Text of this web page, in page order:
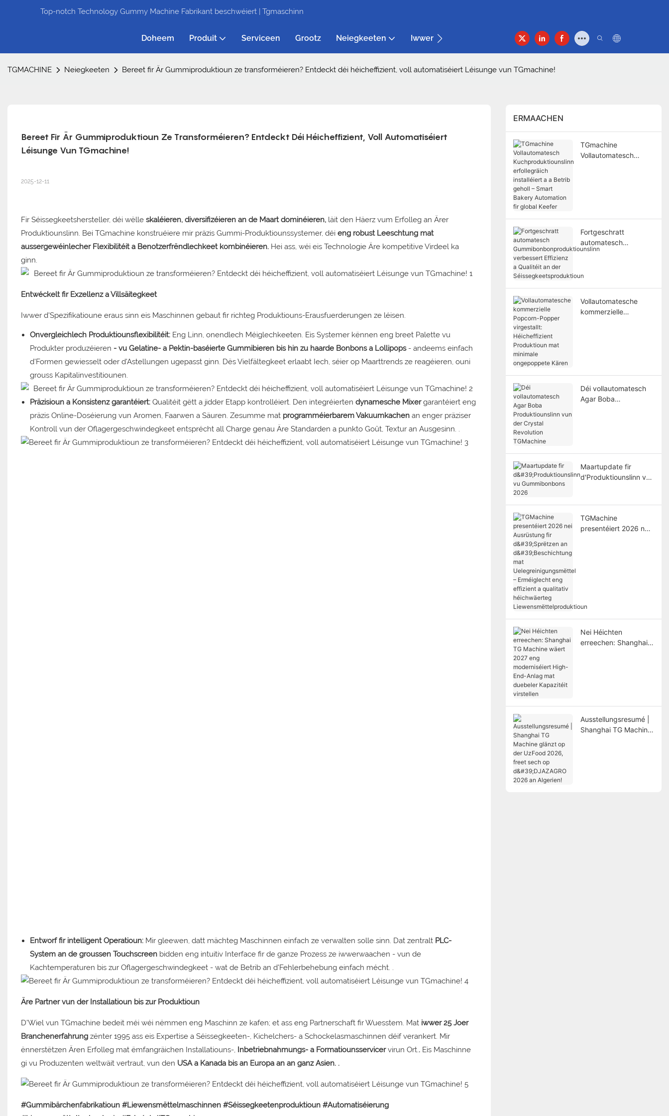
Top-notch Technology Gummy Machine Fabrikant beschwéiert | Tgmaschinn
Doheem Produit Serviceen Grootz Neiegkeeten Iwwer Eis
TGMACHINE Neiegkeeten Bereet fir Är Gummiproduktioun ze transforméieren? Entdeckt déi héicheffizient, voll automatiséiert Léisunge vun TGmachine!
Bereet Fir Är Gummiproduktioun Ze Transforméieren? Entdeckt Déi Héicheffizient, Voll Automatiséiert
Léisunge Vun TGmachine!
2025-12-11
Fir Séissegkeetshersteller, déi wëlle skaléieren, diversifizéieren an de Maart dominéieren,läit den Häerz vum Erfolleg an Ärer
Produktiounslinn. Bei TGmachine konstruéiere mir präzis Gummi-Produktiounssystemer, déi eng robust Leeschtung mat
aussergewéinlecher Flexibilitéit a Benotzerfrëndlechkeet kombinéieren.Hei ass, wéi eis Technologie Äre kompetitive Virdeel ka
ginn.
Entwéckelt fir Exzellenz a Villsäitegkeet
Iwwer d'Spezifikatioune eraus sinn eis Maschinnen gebaut fir richteg Produktiouns-Erausfuerderungen ze léisen.
Onvergleichlech Produktiounsflexibilitéit:Eng Linn, onendlech Méiglechkeeten. Eis Systemer kënnen eng breet Palette vu
Produkter produzéieren - vu Gelatine- a Pektin-baséierte Gummibieren bis hin zu haarde Bonbons a Lollipops- andeems einfach
d'Formen gewiesselt oder d'Astellungen ugepasst ginn. Dës Vielfältegkeet erlaabt Iech, séier op Maarttrends ze reagéieren, ouni
grouss Kapitalinvestitiounen.
Präzisioun a Konsistenz garantéiert:Qualitéit gëtt a jidder Etapp kontrolléiert. Den integréierten dynamesche Mixergarantéiert eng
präzis Online-Doséierung vun Aromen, Faarwen a Säuren. Zesumme mat programméierbarem Vakuumkachenan enger präziser
Kontroll vun der Oflagergeschwindegkeet entsprécht all Charge genau Äre Standarden a punkto Goût, Textur an Ausgesinn. .
Entworf fir intelligent Operatioun:Mir gleewen, datt mächteg Maschinnen einfach ze verwalten solle sinn. Dat zentralt PLC-
System an de groussen Touchscreenbidden eng intuitiv Interface fir de ganze Prozess ze iwwerwaachen - vun de
Kachtemperaturen bis zur Oflagergeschwindegkeet - wat de Betrib an d'Fehlerbehebung einfach mécht. .
Äre Partner vun der Installatioun bis zur Produktioun
D'Wiel vun TGmachine bedeit méi wéi nëmmen eng Maschinn ze kafen; et ass eng Partnerschaft fir Wuesstem. Mat iwwer 25 Joer
Branchenerfahrungzënter 1995 ass eis Expertise a Séissegkeeten-, Kichelchers- a Schockelasmaschinnen déif verankert. Mir
ënnerstëtzen Ären Erfolleg mat ëmfangräichen Installatiouns-, Inbetriebnahmungs- a Formatiounsservicervirun Ort.. Eis Maschinne
gi vu Produzenten weltwäit vertraut, vun den USA a Kanada bis an Europa an an ganz Asien..
#Gummibärchenfabrikatioun #Liewensmëttelmaschinnen #Séissegkeetenproduktioun #Automatiséierung
ERMAACHEN
TGmachine
Vollautomatesch
Keefer
Fortgeschratt
automatesch
Gummibonbonprodukt
Effizienz a Qualitéit an
oun
Vollautomatesche
kommerzielle
ongepoppete Kären
Déi vollautomatesch
Agar Boba
Maartupdate fir
d'Produktiounslinn vu
TGMachine
presentéiert 2026 nei
Nei Héichten
erreechen: Shanghai
virstellen
Ausstellungsresumé |
Shanghai TG Machine